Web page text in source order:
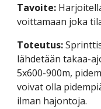
Tavoite:
voittamaan joka
Toteutus:
lähdetään takaa-
5x600-900m,
voivat olla
ilman hajontoja.